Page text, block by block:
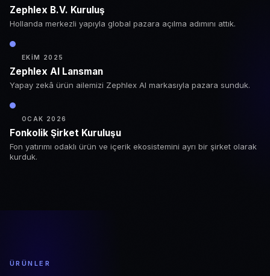
Zephlex B.V. Kuruluş
Hollanda merkezli yapıyla global pazara açılma adımını attık.
EKIM 2025
Zephlex AI Lansman
Yapay zekâ ürün ailemizi Zephlex AI markasıyla pazara sunduk.
OCAK 2026
Fonkolik Şirket Kuruluşu
Fon yatırımı odaklı ürün ve içerik ekosistemini ayrı bir şirket olarak
kurduk.
ÜRÜNLER